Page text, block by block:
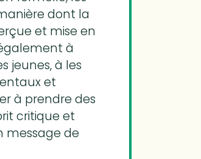
dont la
et mise en
à
jeunes, à les
et
à prendre des
critique et
message de